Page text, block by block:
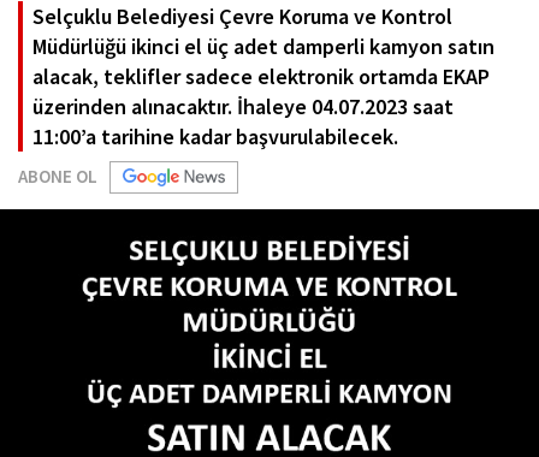
Selçuklu Belediyesi Çevre Koruma ve Kontrol
Müdürlüğü ikinci el üç adet damperli kamyon satın
alacak, teklifler sadece elektronik ortamda EKAP
üzerinden alınacaktır. İhaleye 04.07.2023 saat
11:00’a tarihine kadar başvurulabilecek.
ABONE OL